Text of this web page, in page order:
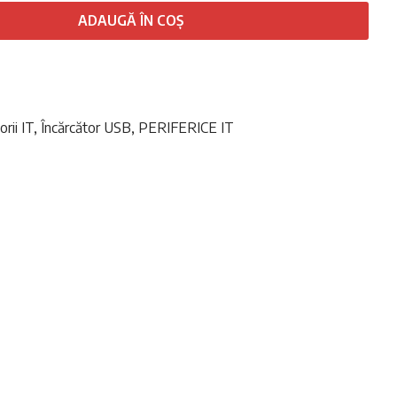
lei.
10,00 lei.
ADAUGĂ ÎN COȘ
IT, Încărcător USB, PERIFERICE IT